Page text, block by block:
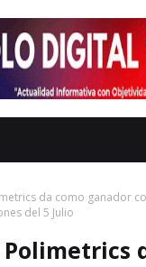
da como ganador
del 5 Julio